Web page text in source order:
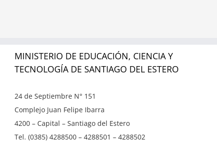
MINISTERIO DE EDUCACIÓN, CIENCIA Y
TECNOLOGÍA DE SANTIAGO DEL ESTERO
24 de Septiembre N° 151
Complejo Juan Felipe Ibarra
4200 – Capital – Santiago del Estero
Tel. (0385) 4288500 – 4288501 – 4288502